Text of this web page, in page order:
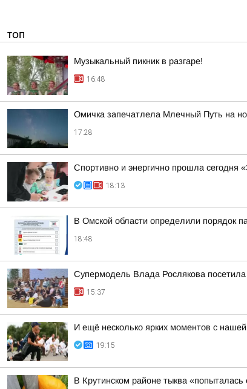
ТОП
Музыкальный пикник в разгаре!
16:48
Омичка запечатлела Млечный Путь на
17:28
Спортивно и энергично прошла сегодня
18:13
В Омской области определили порядок
18:48
Супермодель Влада Рослякова
15:37
И ещё несколько ярких моментов с
19:15
В Крутинском районе тыква «попыталась